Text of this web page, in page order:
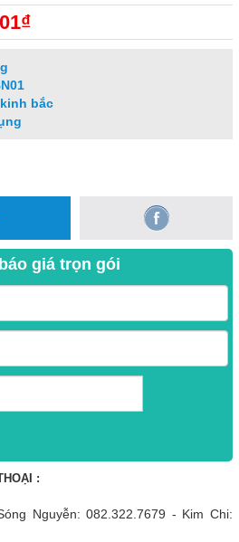
bắc
giá trọn gói
:
Nguyễn: 082.322.7679 - Kim Chi: